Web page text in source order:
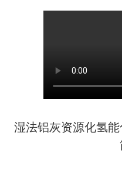
湿法铝灰资源化氢